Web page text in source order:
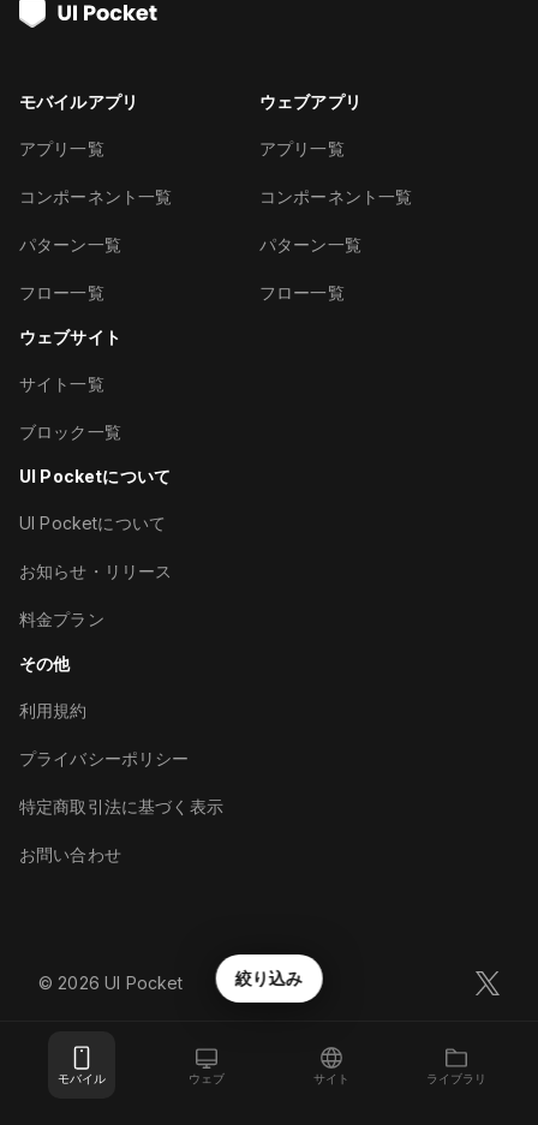
モバイル ウェブ サイト ライブラリ
絞り込み
モバイルアプリ
アプリ一覧
コンポーネント一覧
パターン一覧
フロー一覧
ウェブアプリ
アプリ一覧
コンポーネント一覧
パターン一覧
フロー一覧
ウェブサイト
サイト一覧
ブロック一覧
UI Pocketについて
UI Pocketについて
お知らせ・リリース
料金プラン
その他
利用規約
プライバシーポリシー
特定商取引法に基づく表示
お問い合わせ
©︎ 2026 UI Pocket